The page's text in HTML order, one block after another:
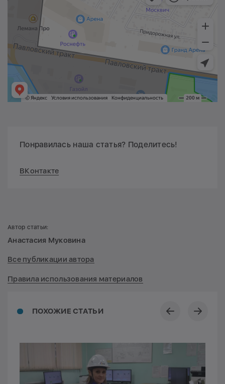
Понравилась наша статья? Поделитесь!
ВКонтакте
ПОХОЖИЕ СТАТЬИ
Автор статьи:
Анастасия Муковина
Все публикации автора
Правила использования материалов